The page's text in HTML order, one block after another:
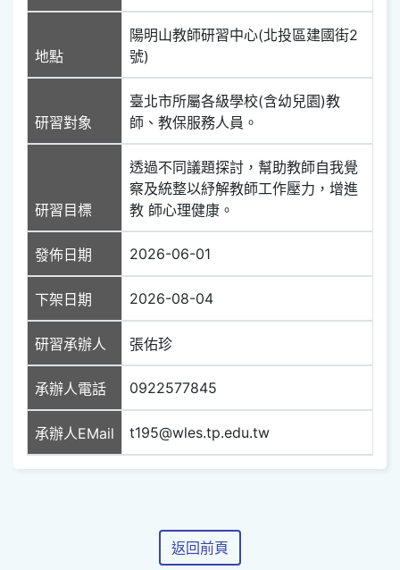
地點
陽明山教師研習中心(北投區建國街2
號)
研習對象
臺北市所屬各級學校(含幼兒園)教
師、教保服務人員。
研習目標
透過不同議題探討，幫助教師自我覺
察及統整以紓解教師工作壓力，增進
教 師心理健康。
發佈日期 2026-06-01
下架日期 2026-08-04
研習承辦人 張佑珍
承辦人電話 0922577845
承辦人EMail t195@wles.tp.edu.tw
返回前頁